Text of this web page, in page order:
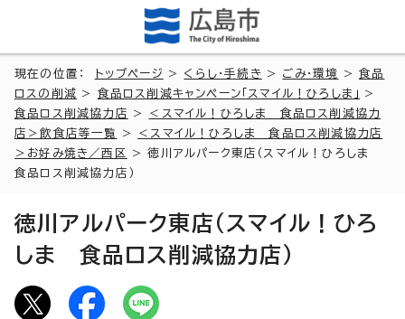
現在の位置： トップページ > くらし・手続き > ごみ・環境 >食品
ロスの削減 > 食品ロス削減キャンペーン「スマイル！ひろしま」
>
食品ロス削減協力店
>
＜スマイル！ひろしま 食品ロス削減協力
店＞飲食店等一覧
>
＜スマイル！ひろしま 食品ロス削減協力店
＞お好み焼き／西区
> 徳川アルパーク東店（スマイル！ひろしま
食品ロス削減協力店）
徳川アルパーク東店（スマイル！ひろ
しま 食品ロス削減協力店）